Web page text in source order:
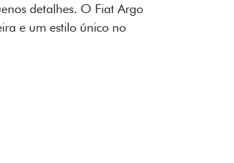
aparecem no interior do
detalhes escurecidos.